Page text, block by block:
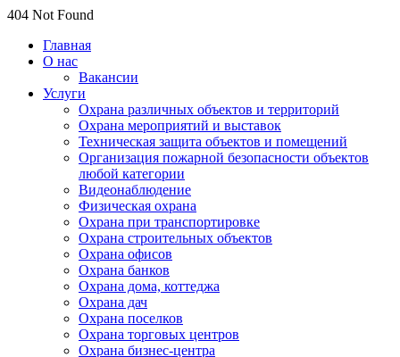
404 Not Found
Главная
О нас
Вакансии
Услуги
Охрана различных объектов и территорий
Охрана мероприятий и выставок
Техническая защита объектов и помещений
Организация пожарной безопасности объектов
любой категории
Видеонаблюдение
Физическая охрана
Охрана при транспортировке
Охрана строительных объектов
Охрана офисов
Охрана банков
Охрана дома, коттеджа
Охрана дач
Охрана поселков
Охрана торговых центров
Охрана бизнес-центра